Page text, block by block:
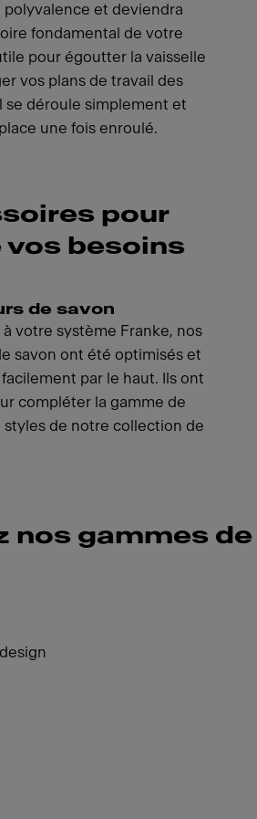
polyvalence et deviendra
fondamental de votre
pour égoutter la vaisselle
vos plans de travail des
se déroule simplement et
une fois enroulé.
pour
vos besoins
de savon
votre système Franke, nos
savon ont été optimisés et
par le haut. Ils ont
compléter la gamme de
de notre collection de
nos gammes de